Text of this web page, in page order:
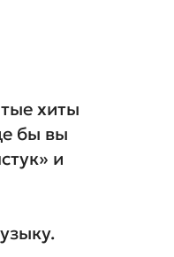
хиты
бы вы
и